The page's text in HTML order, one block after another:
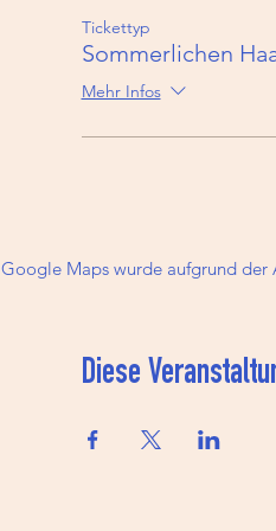
Sommerkranz -
für den Workshop
Tickettyp
Sommerlichen
Mehr Infos
Google Maps wurde aufgrund
Diese